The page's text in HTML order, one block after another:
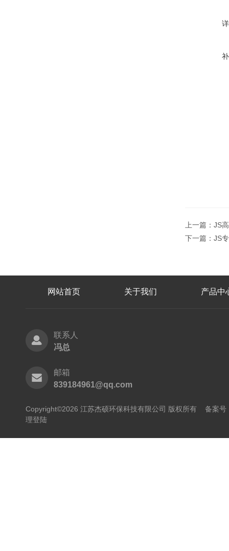
上一篇： JS
下一篇： JS
网站首页 关于我们 产品中
联系人
冯总
邮箱
839184961@qq.com
Copyright©2026 江苏杰硕环保科技有限公司 版权所有 备案号
理登陆